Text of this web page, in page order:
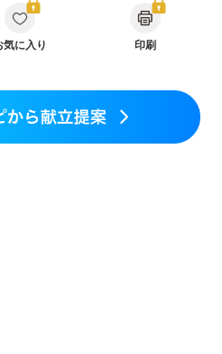
ステージ２）
ん（抗がん剤治療中）
乳がん（放射線治療中）
り）
低栄養予防
貧血対策
気に入り 印刷